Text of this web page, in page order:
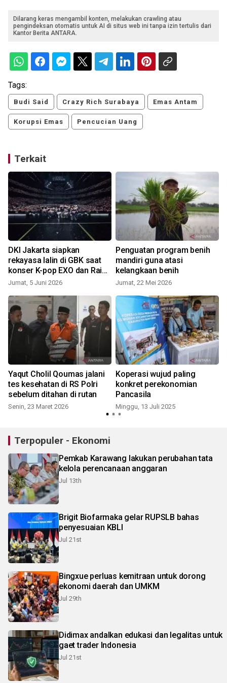
Dilarang keras mengambil konten, melakukan crawling atau
pengindeksan otomatis untuk AI di situs web ini tanpa izin tertulis dari
Kantor Berita ANTARA.
Tags:
Budi Said Crazy Rich Surabaya Emas Antam
Korupsi Emas Pencucian Uang
Terkait
DKI Jakarta siapkan
rekayasa lalin di GBK saat
konser K-pop EXO dan Raisa
pekan ini
Jumat, 5 Juni 2026
Penguatan program benih
mandiri guna atasi
kelangkaan benih
Jumat, 22 Mei 2026
Yaqut Cholil Qoumas jalani
tes kesehatan di RS Polri
sebelum ditahan di rutan
Senin, 23 Maret 2026
Koperasi wujud paling
konkret perekonomian
Pancasila
Minggu, 13 Juli 2025
Terpopuler - Ekonomi
Pemkab Karawang lakukan perubahan tata
kelola perencanaan anggaran
Jul 13th
Brigit Biofarmaka gelar RUPSLB bahas
penyesuaian KBLI
Jul 21st
Bingxue perluas kemitraan untuk dorong
ekonomi daerah dan UMKM
Jul 29th
Didimax andalkan edukasi dan legalitas untuk
gaet trader Indonesia
Jul 21st